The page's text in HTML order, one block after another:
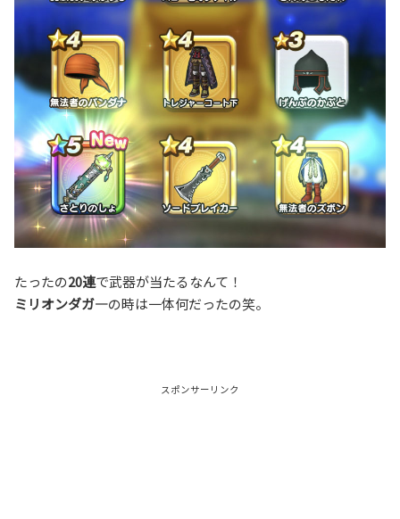
たったの20連で武器が当たるなんて！
ミリオンダガ―の時は一体何だったの笑。
スポンサーリンク